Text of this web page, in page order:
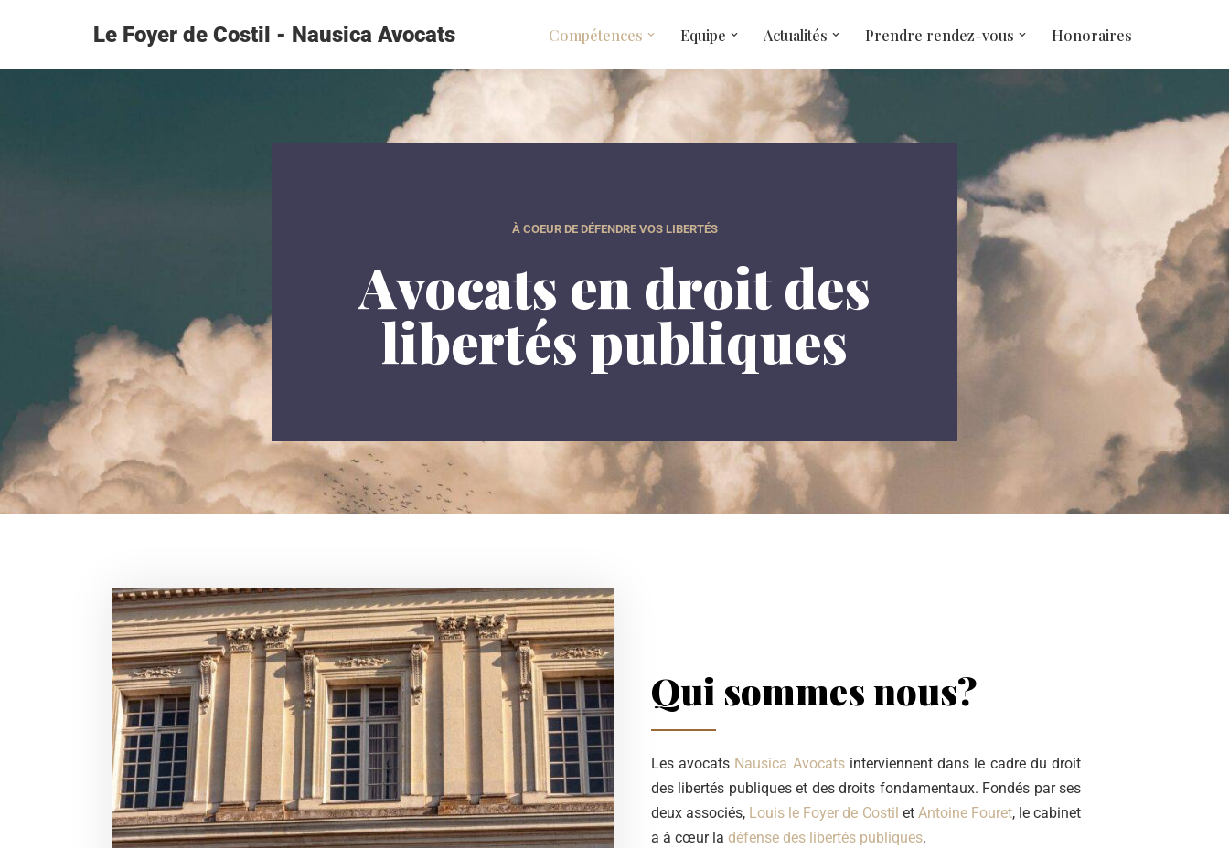
au
Le Foyer de Costil - Nausica Avocats Compétences Equipe Actualités Prendre rendez-vous Honoraires
À COEUR DE DÉFENDRE VOS LIBERTÉS
Avocats en droit des
libertés publiques
Qui sommes nous?
Les avocats Nausica Avocatsinterviennent dans le cadre du droit
des libertés publiques et des droits fondamentaux. Fondés par ses
deux associés, Louis le Foyer de Costil et Antoine Fouret, le cabinet
a à cœur la défense des libertés publiques.